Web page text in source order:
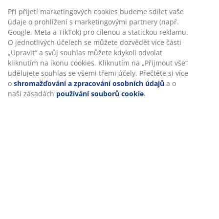
texturu přírodního dřeva, ale snadněji se udržuje.
Hliník je lehký a odolný nerezový materiál.
Š95×D207×V75 cm
Skladová položka: 3700523
Návod k sestavení
Při přijetí marketingových cookies budeme sdílet vaše
údaje o prohlížení s marketingovými partnery (např.
Google, Meta a TikTok) pro cílenou a statickou reklamu.
O jednotlivých účelech se můžete dozvědět více části
„Upravit“ a svůj souhlas můžete kdykoli odvolat
kliknutím na ikonu cookies. Kliknutím na „Přijmout vše“
udělujete souhlas se všemi třemi účely. Přečtěte si více
o shromažďování a zpracování osobních údajů a o
naší zásadách používání souborů cookie.